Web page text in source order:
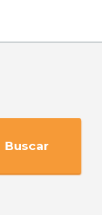
Buscar